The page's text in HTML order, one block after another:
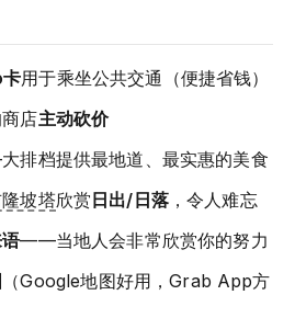
用于乘坐公共交通（便捷省钱）
店主动砍价
排档提供最地道、最实惠的美食
坡塔欣赏日出/日落，令人难忘
——当地人会非常欣赏你的努力
（Google地图好用，Grab App方